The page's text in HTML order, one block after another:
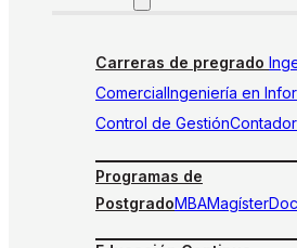
Carreras de pregrado
ComercialIngeniería en
Control de Gestión
Programas de
PostgradoMBAMagíster